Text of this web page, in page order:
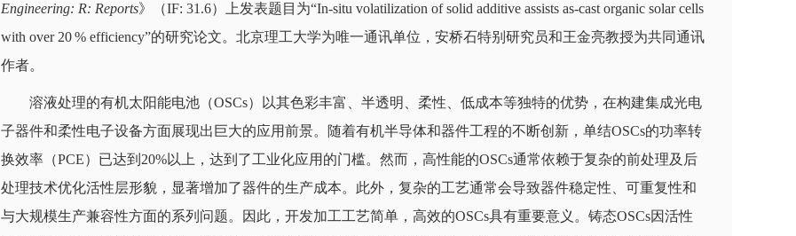
Engineering: R: Reports》（IF: 31.6）上发表题目为“In-situ volatilization of solid additive assists as-cast organic solar cells
with over 20 % efficiency”的研究论文。北京理工大学为唯一通讯单位，安桥石特别研究员和王金亮教授为共同通讯
作者。
溶液处理的有机太阳能电池（OSCs）以其色彩丰富、半透明、柔性、低成本等独特的优势，在构建集成光电
子器件和柔性电子设备方面展现出巨大的应用前景。随着有机半导体和器件工程的不断创新，单结OSCs的功率转
换效率（PCE）已达到20%以上，达到了工业化应用的门槛。然而，高性能的OSCs通常依赖于复杂的前处理及后
处理技术优化活性层形貌，显著增加了器件的生产成本。此外，复杂的工艺通常会导致器件稳定性、可重复性和
与大规模生产兼容性方面的系列问题。因此，开发加工工艺简单，高效的OSCs具有重要意义。铸态OSCs因活性